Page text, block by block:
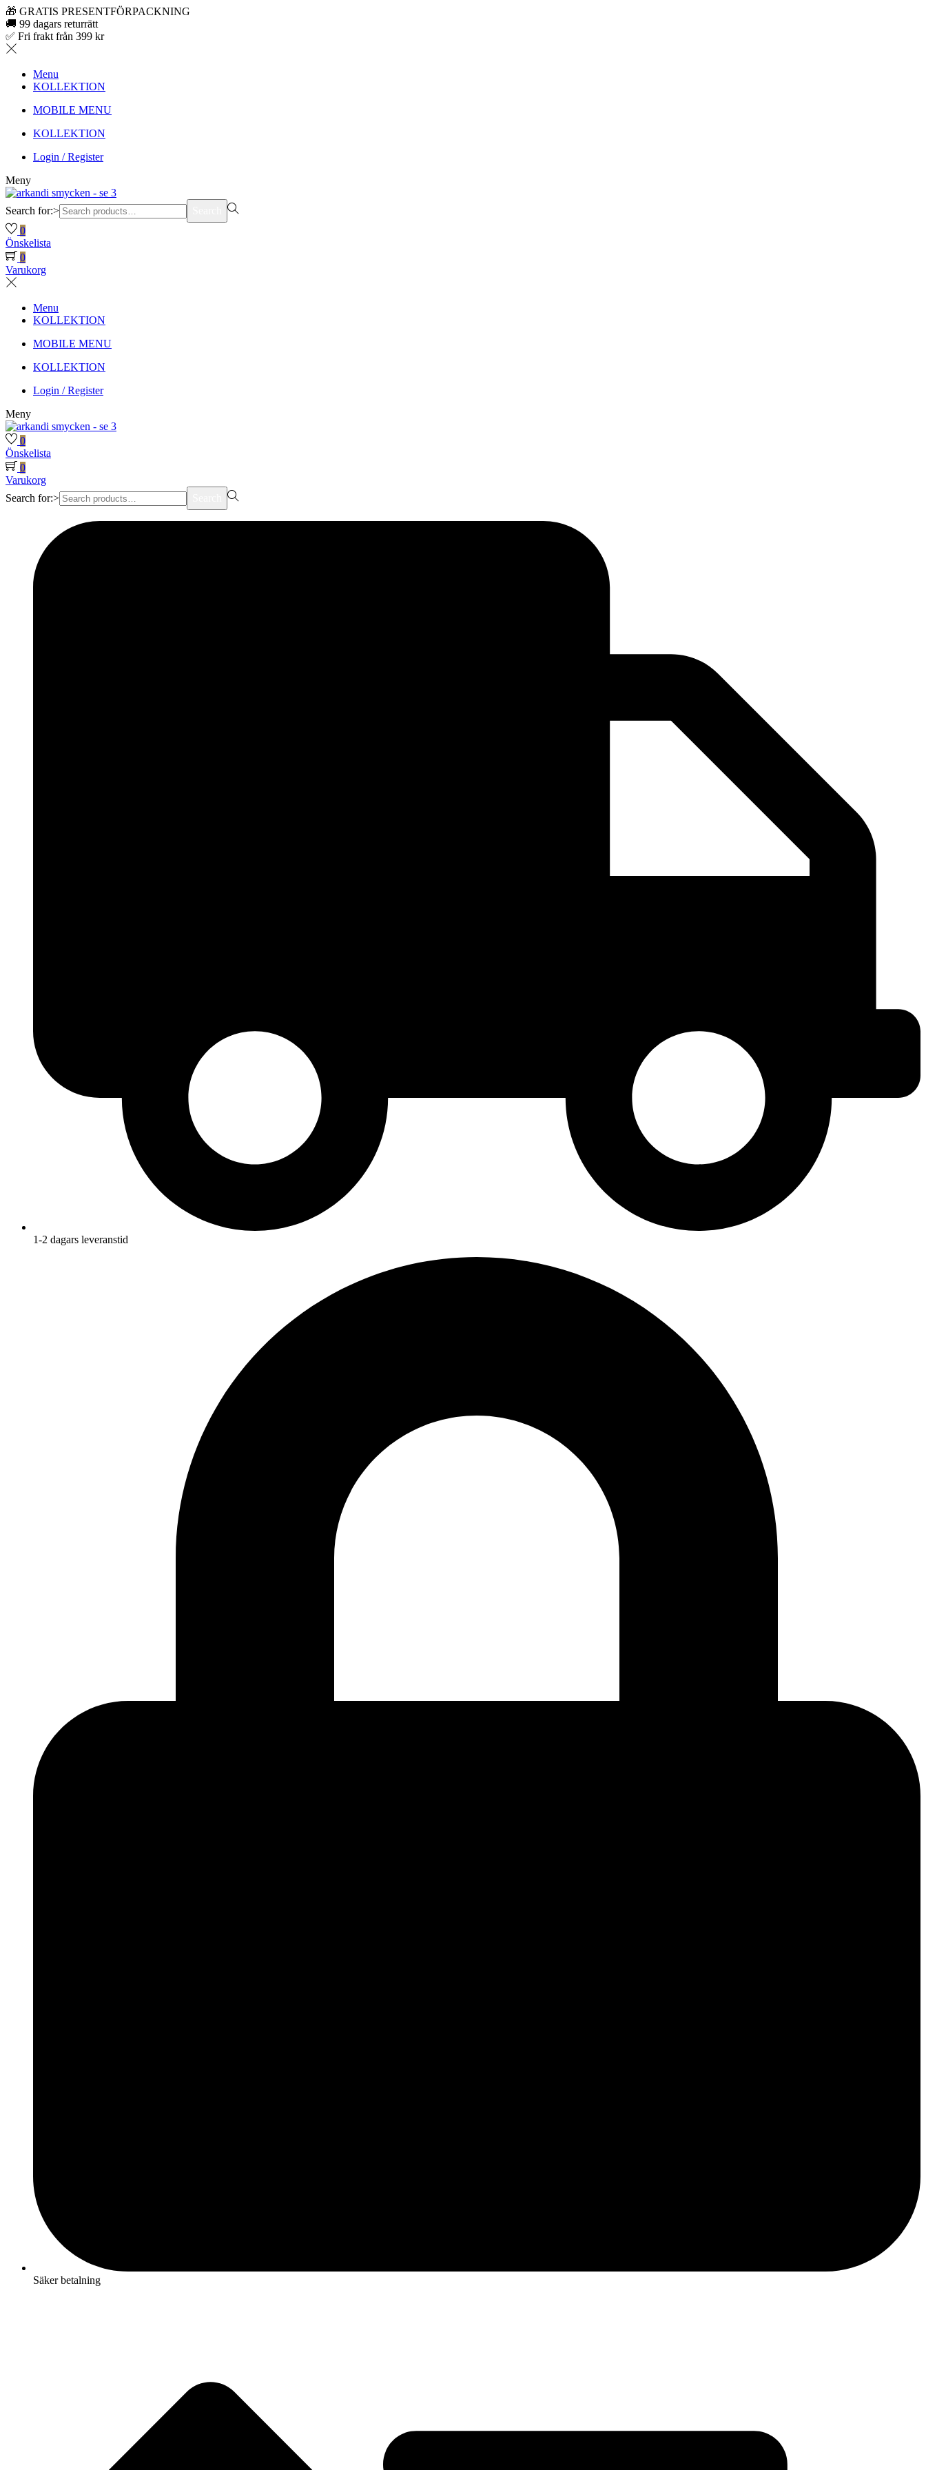
🎁 GRATIS PRESENTFÖRPACKNING
🚚 99 dagars returrätt
✅ Fri frakt från 399 kr
Menu
KOLLEKTION
MOBILE MENU
KOLLEKTION
Login / Register
Meny
Search for:>
0
Önskelista
0
Varukorg
Menu
KOLLEKTION
MOBILE MENU
KOLLEKTION
Login / Register
Meny
0
Önskelista
0
Varukorg
Search for:>
1-2 dagars leveranstid
Säker betalning